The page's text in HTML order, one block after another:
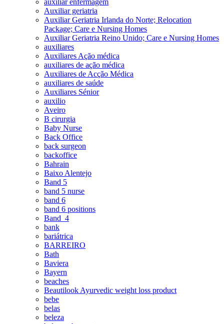
Auxiliar geriatria
Auxiliar Geriatria Irlanda do Norte; Relocation
Package; Care e Nursing Homes
Auxiliar Geriatria Reino Unido; Care e Nursing Homes
auxiliares
Auxiliares Ação médica
auxiliares de ação médica
Auxiliares de Acção Médica
auxiliares de saúde
Auxiliares Sénior
auxilio
Aveiro
B cirurgia
Baby Nurse
Back Office
back surgeon
backoffice
Bahrain
Baixo Alentejo
Band 5
band 5 nurse
band 6
band 6 positions
Band_4
bank
bariátrica
BARREIRO
Bath
Baviera
Bayern
beaches
Beautilook Ayurvedic weight loss product
bebe
belas
beleza